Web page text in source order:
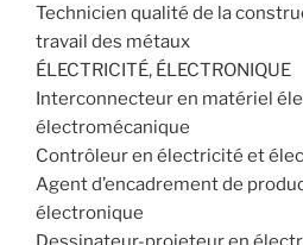
Technicien qualité de la
travail des métaux
ÉLECTRICITÉ, ÉLECTRONIQUE
Interconnecteur en matériel
électromécanique
Contrôleur en électricité et
Agent d’encadrement de
électronique